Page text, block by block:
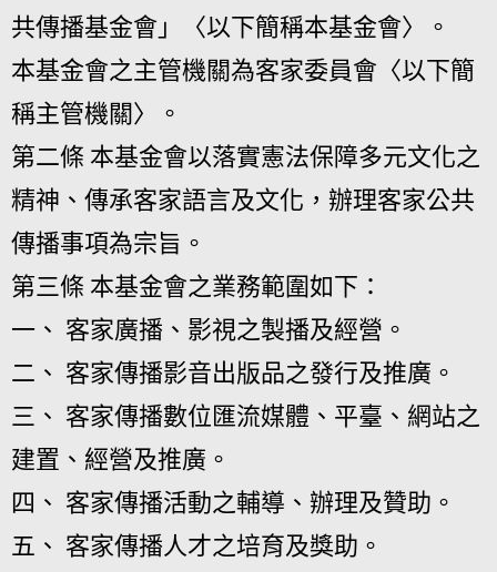
共傳播基金會」〈以下簡稱本基金會〉。
本基金會之主管機關為客家委員會〈以下簡
稱主管機關〉。
第二條 本基金會以落實憲法保障多元文化之
精神、傳承客家語言及文化，辦理客家公共
傳播事項為宗旨。
第三條 本基金會之業務範圍如下：
一、 客家廣播、影視之製播及經營。
二、 客家傳播影音出版品之發行及推廣。
三、 客家傳播數位匯流媒體、平臺、網站之
建置、經營及推廣。
四、 客家傳播活動之輔導、辦理及贊助。
五、 客家傳播人才之培育及獎助。